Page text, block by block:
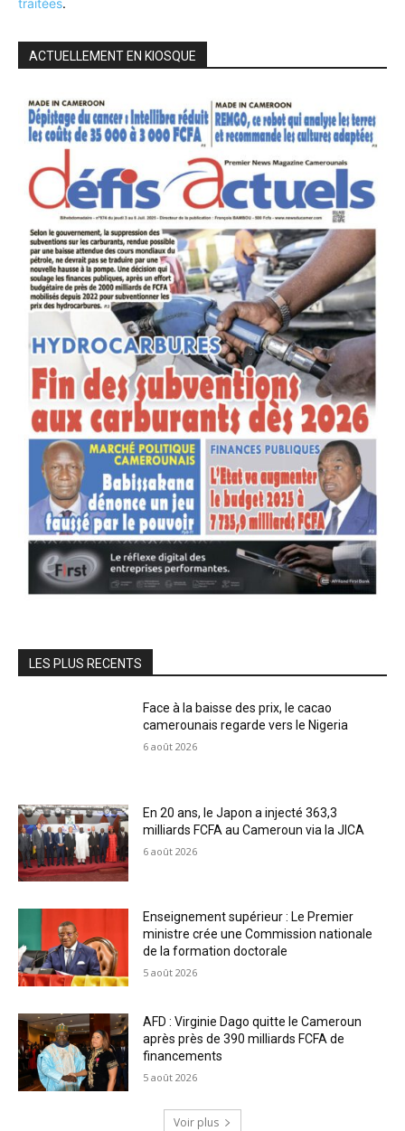
traitées.
ACTUELLEMENT EN KIOSQUE
LES PLUS RECENTS
Face à la baisse des prix, le cacao
camerounais regarde vers le Nigeria
6 août 2026
En 20 ans, le Japon a injecté 363,3
milliards FCFA au Cameroun via la JICA
6 août 2026
Enseignement supérieur : Le Premier
ministre crée une Commission nationale
de la formation doctorale
5 août 2026
AFD : Virginie Dago quitte le Cameroun
après près de 390 milliards FCFA de
financements
5 août 2026
Voir plus